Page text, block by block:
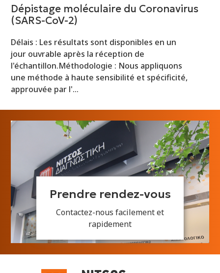
Dépistage moléculaire du Coronavirus
(SARS-CoV-2)
Délais : Les résultats sont disponibles en un
jour ouvrable après la réception de
l'échantillon.Méthodologie : Nous appliquons
une méthode à haute sensibilité et spécificité,
approuvée par l'…
Prendre rendez-vous
Contactez-nous facilement et
rapidement